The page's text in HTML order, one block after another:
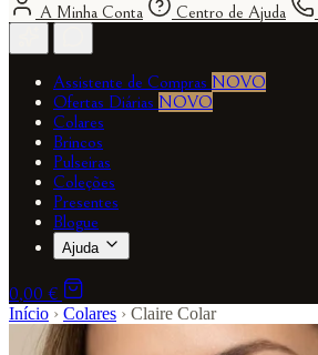
A Minha Conta Centro de Ajuda
Assistente de Compras NOVO
Ofertas Diárias NOVO
Colares
Brincos
Pulseiras
Coleções
Presentes
Blogue
Ajuda
0,00 €
Início › Colares › Claire Colar